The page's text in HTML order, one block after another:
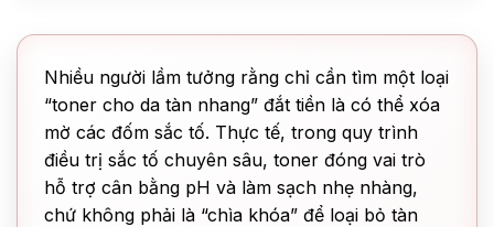
Nhiều người lầm tưởng rằng chỉ cần tìm một loại
“toner cho da tàn nhang” đắt tiền là có thể xóa
mờ các đốm sắc tố. Thực tế, trong quy trình
điều trị sắc tố chuyên sâu, toner đóng vai trò
hỗ trợ cân bằng pH và làm sạch nhẹ nhàng,
chứ không phải là “chìa khóa” để loại bỏ tàn